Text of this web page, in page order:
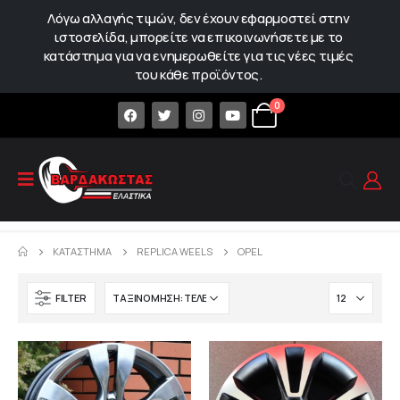
Λόγω αλλαγής τιμών, δεν έχουν εφαρμοστεί στην
ιστοσελίδα, μπορείτε να επικοινωνήσετε με το
κατάστημα για να ενημερωθείτε για τις νέες τιμές
του κάθε προϊόντος.
0
ΚΑΤΆΣΤΗΜΑ REPLICA WEELS OPEL
FILTER